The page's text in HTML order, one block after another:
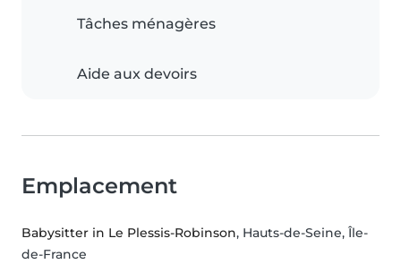
Tâches ménagères
Aide aux devoirs
Emplacement
Babysitter in Le Plessis-Robinson, Hauts-de-Seine, Île-
de-France